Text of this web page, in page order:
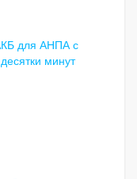
для АНПА с
минут